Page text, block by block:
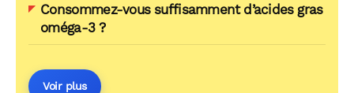
Consommez-vous suffisamment d’acides gras
oméga-3 ?
Voir plus